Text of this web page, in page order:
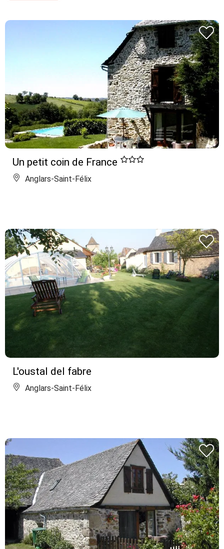
Un petit coin de France
Anglars-Saint-Félix
L'oustal del fabre
Anglars-Saint-Félix